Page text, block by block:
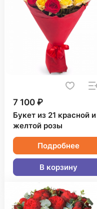
7 100 ₽
Букет из 21 красной и
желтой розы
Подробнее
В корзину